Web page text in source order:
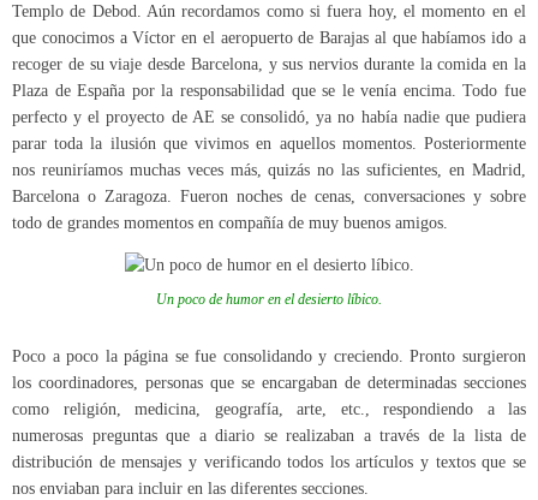
Templo de Debod. Aún recordamos como si fuera hoy, el momento en el
que conocimos a Víctor en el aeropuerto de Barajas al que habíamos ido a
recoger de su viaje desde Barcelona, y sus nervios durante la comida en la
Plaza de España por la responsabilidad que se le venía encima. Todo fue
perfecto y el proyecto de AE se consolidó, ya no había nadie que pudiera
parar toda la ilusión que vivimos en aquellos momentos. Posteriormente
nos reuniríamos muchas veces más, quizás no las suficientes, en Madrid,
Barcelona o Zaragoza. Fueron noches de cenas, conversaciones y sobre
todo de grandes momentos en compañía de muy buenos amigos.
Un poco de humor en el desierto líbico.
Poco a poco la página se fue consolidando y creciendo. Pronto surgieron
los coordinadores, personas que se encargaban de determinadas secciones
como religión, medicina, geografía, arte, etc., respondiendo a las
numerosas preguntas que a diario se realizaban a través de la lista de
distribución de mensajes y verificando todos los artículos y textos que se
nos enviaban para incluir en las diferentes secciones.